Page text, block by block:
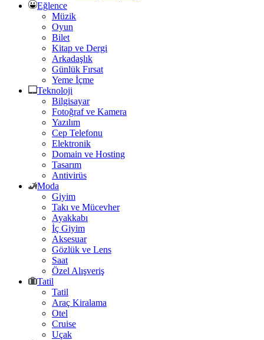
Eğlence
Müzik
Oyun
Bilet
Kitap ve Dergi
Arkadaşlık
Günlük Fırsat
Yeme İçme
Teknoloji
Bilgisayar
Fotoğraf ve Kamera
Yazılım
Cep Telefonu
Elektronik
Domain ve Hosting
Tasarım
Antivirüs
Moda
Giyim
Takı ve Mücevher
Ayakkabı
İç Giyim
Aksesuar
Gözlük ve Lens
Saat
Özel Alışveriş
Tatil
Tatil
Araç Kiralama
Otel
Cruise
Uçak